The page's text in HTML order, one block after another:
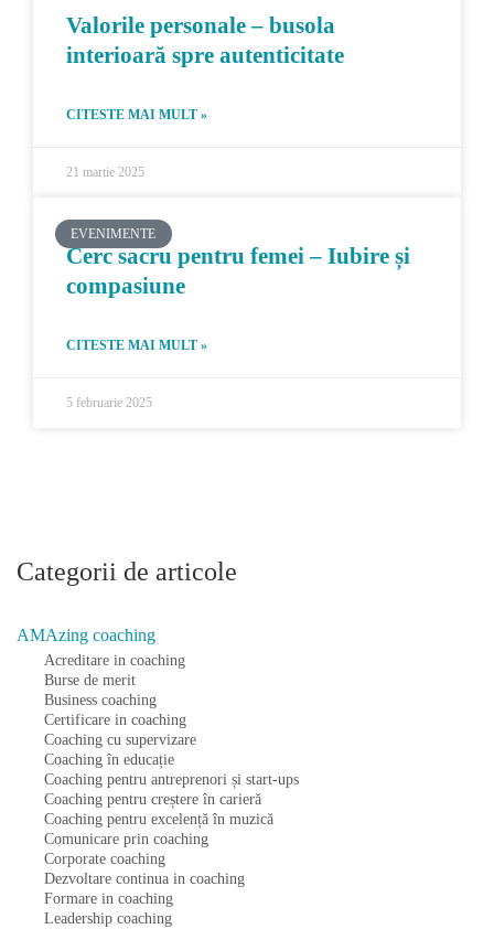
Valorile personale – busola
interioară spre autenticitate
CITESTE MAI MULT »
21 martie 2025
EVENIMENTE
Cerc sacru pentru femei – Iubire și
compasiune
CITESTE MAI MULT »
5 februarie 2025
Categorii de articole
AMAzing coaching
Acreditare in coaching
Burse de merit
Business coaching
Certificare in coaching
Coaching cu supervizare
Coaching în educație
Coaching pentru antreprenori și start-ups
Coaching pentru creștere în carieră
Coaching pentru excelență în muzică
Comunicare prin coaching
Corporate coaching
Dezvoltare continua in coaching
Formare in coaching
Leadership coaching